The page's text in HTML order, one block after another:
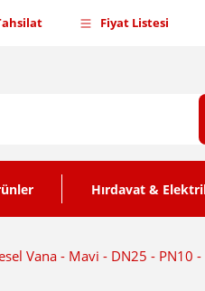
Fiyat Listesi
Hırdavat &
Vana - Mavi - DN25 - PN10 -